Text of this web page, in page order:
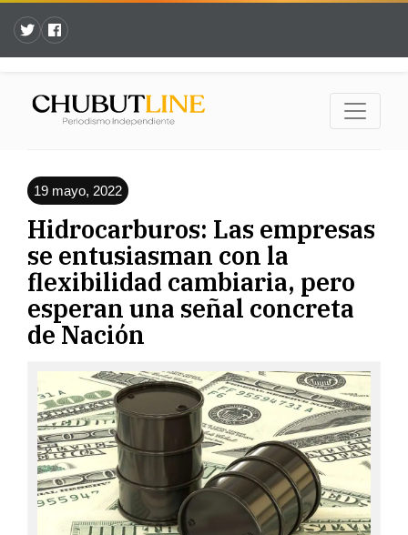
19 mayo, 2022
Hidrocarburos: Las empresas
se entusiasman con la
flexibilidad cambiaria, pero
esperan una señal concreta
de Nación